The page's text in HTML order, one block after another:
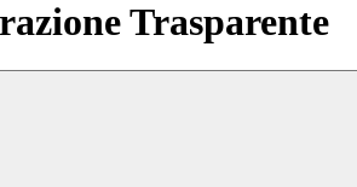
Trasparente